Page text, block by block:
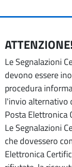
ATTENZIONE!
Le Segnalazioni
devono essere
procedura
l'invio alternativo
Posta Elettronica
Le Segnalazioni
che dovessero
Elettronica